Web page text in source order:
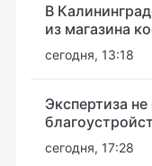
В
из магазина
сегодня, 13:18
Экспертиза
сегодня, 17:28